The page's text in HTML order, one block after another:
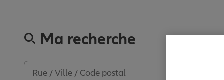
Ma recherche